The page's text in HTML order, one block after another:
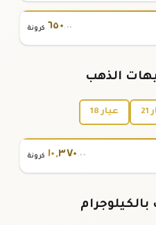
٦٥٠.٠٠ كرونة
الذهب
عيار 18
١٠,٣٧٠ .٠٠ كرونة